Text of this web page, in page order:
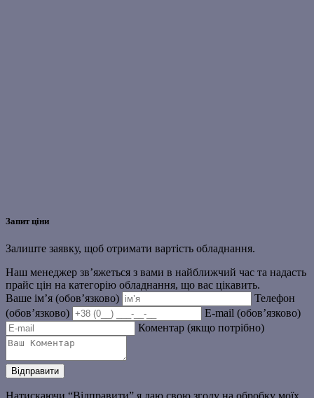
Запит ціни
Залиште заявку, щоб отримати вартість обладнання.
Наш менеджер зв’яжеться з вами в найближчий час та надасть
прайс цін на категорію обладнання, що вас цікавить.
Ваше ім’я (обов’язково)
Телефон
(обов’язково)
E-mail (обов’язково)
Коментар (якщо потрібно)
Натискаючи “Відправити” я даю свою згоду на обробку моїх